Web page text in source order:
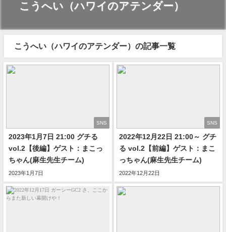
こうへい（ハワイのアテンダー）
こうへい（ハワイのアテンダー）の記事一覧
SNS
2023年1月7日 21:00 グチる
vol.2【後編】ゲスト：まこっ
ちゃん(麻生先生チーム)
2023年1月7日
SNS
2022年12月22日 21:00～ グチ
る vol.2【前編】ゲスト：まこ
っちゃん(麻生先生チーム)
2022年12月22日